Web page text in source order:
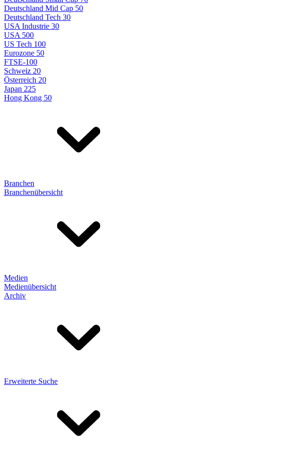
Deutschland Mid Cap 50
Deutschland Tech 30
USA Industrie 30
USA 500
US Tech 100
Eurozone 50
FTSE-100
Schweiz 20
Österreich 20
Japan 225
Hong Kong 50
Branchen
Branchenübersicht
Medien
Medienübersicht
Archiv
Erweiterte Suche